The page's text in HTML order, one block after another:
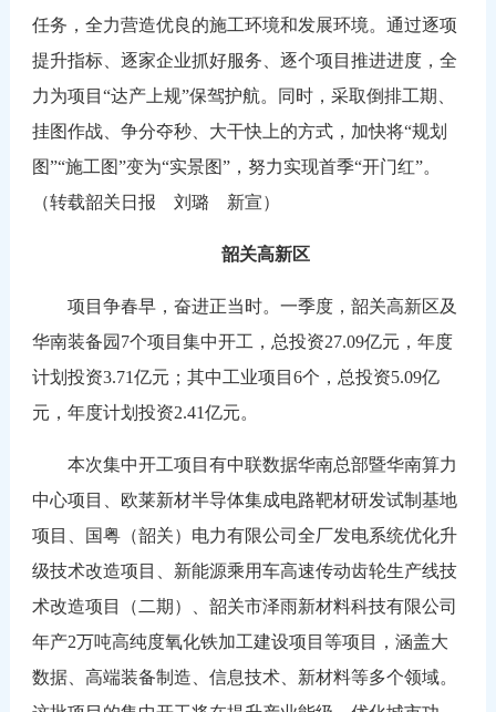
任务，全力营造优良的施工环境和发展环境。通过逐项
提升指标、逐家企业抓好服务、逐个项目推进进度，全
力为项目“达产上规”保驾护航。同时，采取倒排工期、
挂图作战、争分夺秒、大干快上的方式，加快将“规划
图”“施工图”变为“实景图”，努力实现首季“开门红”。
（转载韶关日报 刘璐 新宣）
韶关高新区
项目争春早，奋进正当时。一季度，韶关高新区及
华南装备园7个项目集中开工，总投资27.09亿元，年度
计划投资3.71亿元；其中工业项目6个，总投资5.09亿
元，年度计划投资2.41亿元。
本次集中开工项目有中联数据华南总部暨华南算力
中心项目、欧莱新材半导体集成电路靶材研发试制基地
项目、国粤（韶关）电力有限公司全厂发电系统优化升
级技术改造项目、新能源乘用车高速传动齿轮生产线技
术改造项目（二期）、韶关市泽雨新材料科技有限公司
年产2万吨高纯度氧化铁加工建设项目等项目，涵盖大
数据、高端装备制造、信息技术、新材料等多个领域。